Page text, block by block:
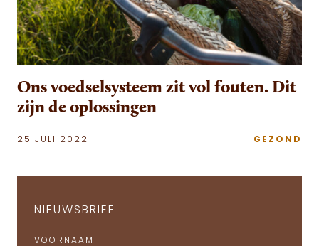
Ons voedselsysteem zit vol fouten. Dit
zijn de oplossingen
25 JULI 2022 GEZOND
NIEUWSBRIEF
VOORNAAM